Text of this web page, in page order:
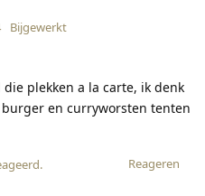
Bijgewerkt
plekken a la carte, ik denk
en curryworsten tenten
Reageren
.